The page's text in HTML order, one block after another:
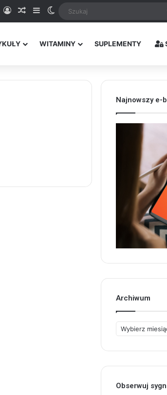
Logowanie
Random Article
SidebarSwitch skin
WITAMINY SUPLEMENTY
Najnowszy e-
Archiwum
Archiwum
Obserwuj